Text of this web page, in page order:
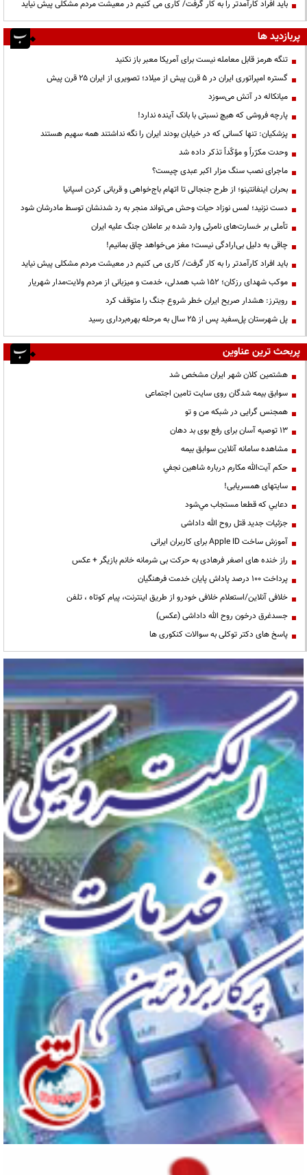
باید افراد کارآمدتر را به کار گرفت/ کاری می کنیم در معیشت مردم مشکلی پیش نیاید
پربازدید ها
تنگه هرمز قابل معامله نیست برای آمریکا معبر باز نکنید
گستره امپراتوری ایران در ۵ قرن پیش از میلاد؛ تصویری از ایران ۲۵ قرن پیش
میانکاله در آتش می‌سوزد
پارچه فروشی که هیچ نسبتی با بانک آینده ندارد!
پزشکیان: تنها کسانی که در خیابان بودند ایران را نگه نداشتند همه سهیم هستند
وحدت مکرّراً و مؤکّداً تذکر داده شد
ماجرای نصب سنگ مزار اکبر عبدی چیست؟
بحران اینفانتینو؛ از طرح جنجالی تا اتهام باج‌خواهی و قربانی کردن اسپانیا
دست نزنید؛ لمس نوزاد حیات وحش می‌تواند منجر به رد شدنشان توسط مادرشان شود
تأملی بر خسارت‌های نامرئی وارد شده بر عاملان جنگ علیه ایران
چاقی به دلیل بی‌ارادگی نیست؛ مغز می‌خواهد چاق بمانیم!
باید افراد کارآمدتر را به کار گرفت/ کاری می کنیم در معیشت مردم مشکلی پیش نیاید
موکب شهدای رزکان؛ ۱۵۲ شب همدلی، خدمت و میزبانی از مردم ولایت‌مدار شهریار
رویترز: هشدار صریح ایران خطر شروع جنگ را متوقف کرد
پل شهرستان پل‌سفید پس از ۲۵ سال به مرحله بهره‌برداری رسید
پربحث ترین عناوین
هشتمین کلان شهر ایران مشخص شد
سوابق بیمه شدگان روی سایت تامین اجتماعی
همجنس گرایی در شبکه من و تو
13 توصیه آسان برای رفع بوی بد دهان
مشاهده سامانه آنلاين سوابق بیمه
حكم آيت‌الله مكارم درباره شاهين نجفي
سایتهای همسریابی!
دعايي كه قطعا مستجاب مي‌شود
جزئیات جدید قتل روح الله داداشی
آموزش ساخت Apple ID برای کاربران ایرانی
راز خنده های اصغر فرهادی به حرکت بی شرمانه خانم بازیگر + عکس
پرداخت ۱۰۰ درصد پاداش پایان خدمت فرهنگیان
خلافی آنلاین/استعلام خلافی خودرو از طریق اینترنت، پیام کوتاه ، تلفن
جسدغرق درخون روح الله داداشی (عکس)
پاسخ های دکتر توکلی به سوالات کنکوری ها